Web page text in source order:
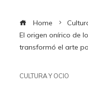
Home
El origen onírico de
transformó el arte
CULTURA Y OCIO